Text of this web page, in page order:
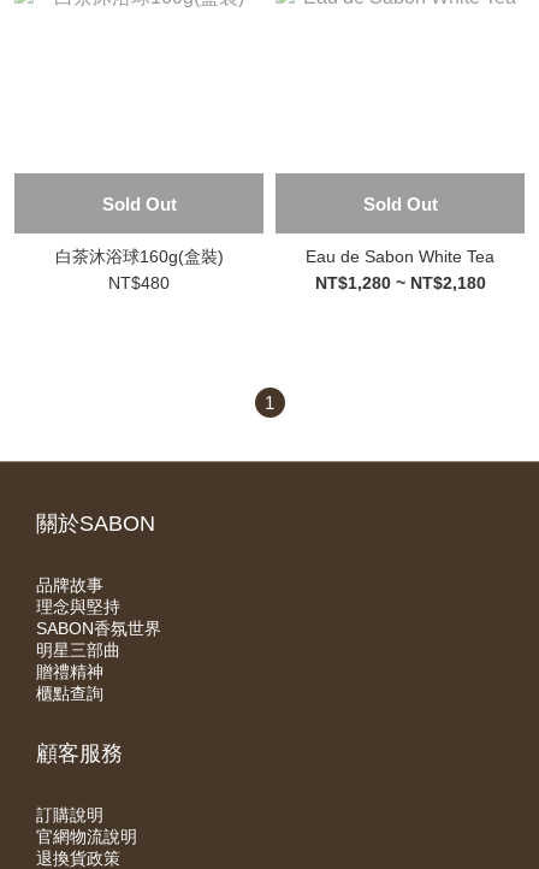
Sold Out
白茶沐浴球160g(盒裝)
NT$480
Sold Out
Eau de Sabon White Tea
NT$1,280 ~ NT$2,180
1
關於SABON
品牌故事
理念與堅持
SABON香氛世界
明星三部曲
贈禮精神
櫃點查詢
顧客服務
訂購說明
官網物流說明
退換貨政策